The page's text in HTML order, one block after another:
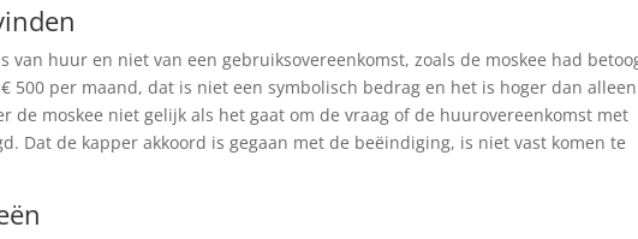
van huur en niet van een gebruiksovereenkomst, zoals de moskee had
500 per maand, dat is niet een symbolisch bedrag en het is hoger dan
de moskee niet gelijk als het gaat om de vraag of de huurovereenkomst met
Dat de kapper akkoord is gegaan met de beëindiging, is niet vast komen te